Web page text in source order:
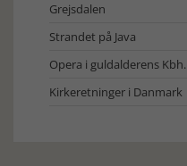
Grejsdalen
Strandet på Java
Opera i guldalderens Kbh.
Kirkeretninger i Danmark